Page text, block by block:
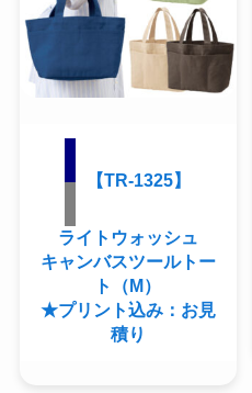
【TR-1325】
ライトウォッシュ
キャンバスツールトー
ト（M）
★プリント込み：お見
積り